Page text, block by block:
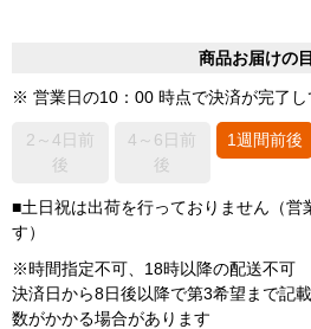
商品お届けの
※ 営業日の10：00 時点で決済が完了
2～4日前
後
4～6日前
後
1週間前後
■土日祝は出荷を行っておりません（営
す）
※時間指定不可、18時以降の配送不可
決済日から8日後以降で第3希望まで
数がかかる場合があります